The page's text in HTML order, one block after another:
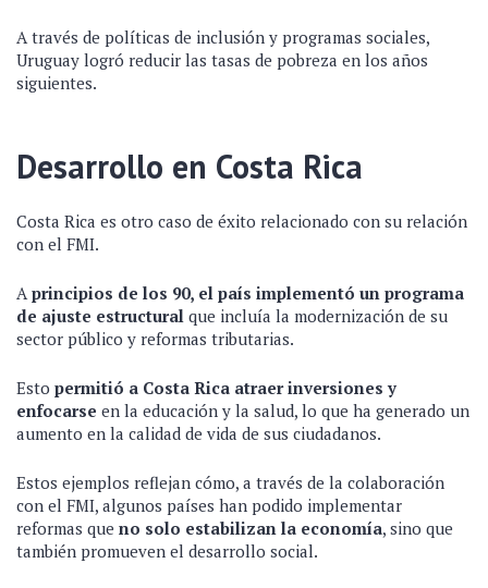
A través de políticas de inclusión y programas sociales,
Uruguay logró reducir las tasas de pobreza en los años
siguientes.
Desarrollo en Costa Rica
Costa Rica es otro caso de éxito relacionado con su relación
con el FMI.
Aprincipios de los 90, el país implementó un programa
de ajuste estructural que incluía la modernización de su
sector público y reformas tributarias.
Esto permitió a Costa Rica atraer inversiones y
enfocarse en la educación y la salud, lo que ha generado un
aumento en la calidad de vida de sus ciudadanos.
Estos ejemplos reflejan cómo, a través de la colaboración
con el FMI, algunos países han podido implementar
reformas que no solo estabilizan la economía, sino que
también promueven el desarrollo social.